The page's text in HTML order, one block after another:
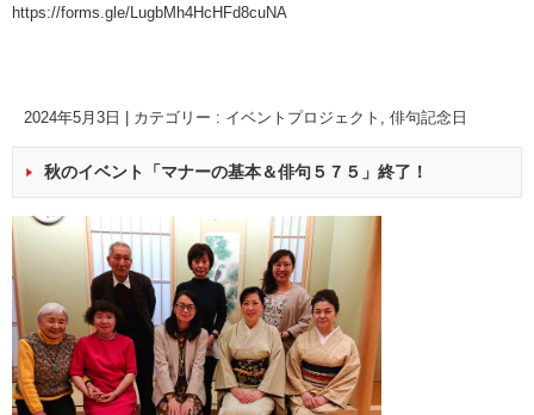
https://forms.gle/LugbMh4HcHFd8cuNA
2024年5月3日 カテゴリー : イベントプロジェクト 俳句記念日
秋のイベント「マナーの基本＆俳句５７５」終了！